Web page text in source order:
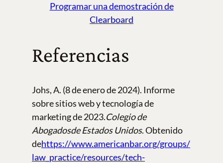
Programar una demostración de
Clearboard
Referencias
Johs, A. (8 de enero de 2024). Informe
sobre sitios web y tecnología de
marketing de 2023.Colegio de
Abogadosde Estados Unidos. Obtenido
dehttps://www.americanbar.org/groups/
law_practice/resources/tech-